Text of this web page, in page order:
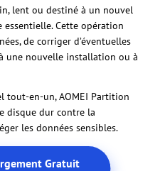
lent ou destiné à un nouvel
essentielle. Cette opération
de corriger d’éventuelles
une nouvelle installation ou à
tout-en-un, AOMEI Partition
disque dur contre la
les données sensibles.
Gratuit